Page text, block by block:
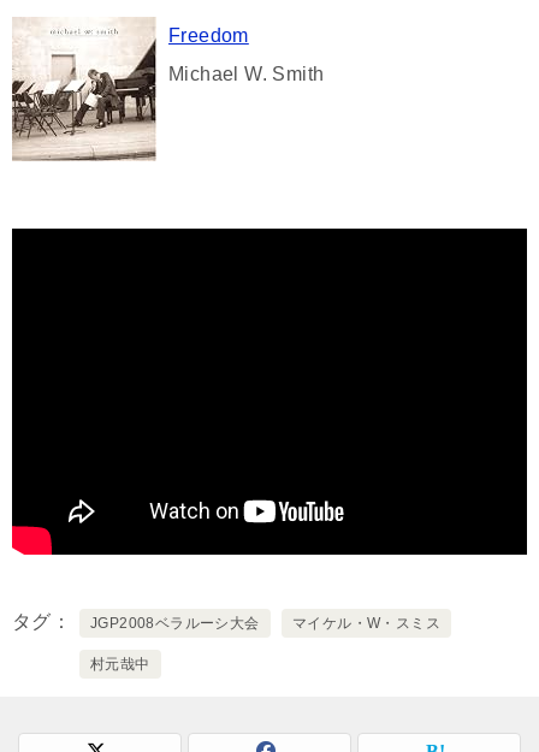
Freedom
Michael W. Smith
タグ JGP2008ベラルーシ大会 マイケル・W・スミス
村元哉中